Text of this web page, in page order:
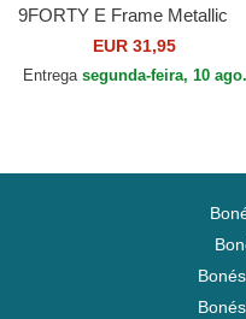
9FORTY E Frame Metallic
da Los Angeles Lakers NBA
da New Era
EUR 31,95
Entrega segunda-feira, 10 ago.